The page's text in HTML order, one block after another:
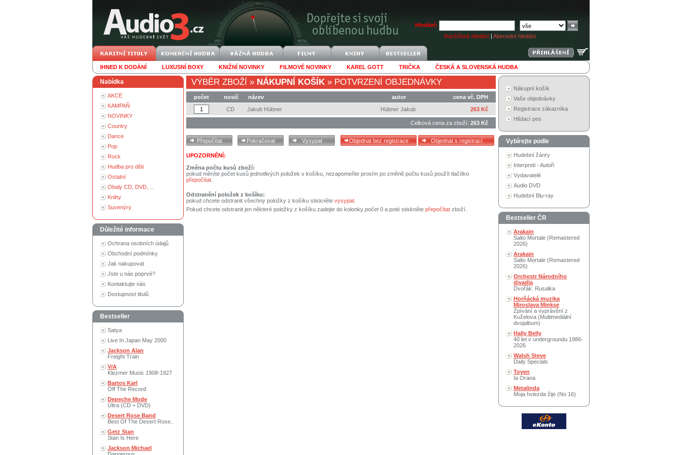
Hledání:
Rozšířené hledání | Abecední hledání
IHNED K DODÁNÍ LUXUSNÍ BOXY KNIŽNÍ NOVINKY FILMOVÉ NOVINKY KAREL GOTT TRIČKA ČESKÁ A SLOVENSKÁ HUDBA
Nabídka
AKCE
KAMPAŇ
NOVINKY
Country
Dance
Pop
Rock
Hudba pro děti
Ostatní
Obaly CD, DVD, ...
Knihy
Suvenýry
Důležité informace
Ochrana osobních údajů
Obchodní podmínky
Jak nakupovat
Jste u nás poprvé?
Kontaktujte nás
Dostupnost titulů
Bestseller
Satya
Live In Japan May 2000
Jackson Alan
Freight Train
V/A
Klezmer Music 1908-1927
Bartos Karl
Off The Record
Depeche Mode
Ultra (CD + DVD)
Desert Rose Band
Best Of The Desert Rose..
Getz Stan
Stan Is Here
Jackson Michael
VÝBĚR ZBOŽÍ » NÁKUPNÍ KOŠÍK » POTVRZENÍ OBJEDNÁVKY
počet nosič název autor
cena vč. DPH
CD
Jakub Hübner Hübner Jakub 263 Kč
Celková cena za zboží: 263 Kč
UPOZORNĚNÍ:
Změna počtu kusů zboží:
pokud měníte počet kusů jednotlivých položek v košíku, nezapomeňte prosím po změně počtu kusů použít tlačítko
přepočítat
Odstranění položek z košíku:
pokud chcete odstranit všechny položky z košíku stiskněte vysypat
Pokud chcete odstranit jen některé položky z košíku zadejte do kolonky počet0 a poté stiskněte přepočítat zboží.
Nákupní košík
Vaše objednávky
Registrace zákazníka
Hlídací pes
Vybírejte podle
Hudební žánry
Interpreti - Autoři
Vydavatelé
Audio DVD
Hudební Blu-ray
Bestseller ČR
Arakain
Salto Mortale (Remastered
2026)
Arakain
Salto Mortale (Remastered
2026)
Orchestr Národního
divadla
Dvořák: Rusalka
Horňácká muzika
Miroslava Minkse
Zpívání a vyprávění z
Kuželova (Multimediální
dvojalbum)
Hally Belly
40 let v undergroundu 1986-
2026
Walsh Steve
Daily Specials
Toyen
Ia Orana
Metalinda
Moja hviezda žije (No 16)